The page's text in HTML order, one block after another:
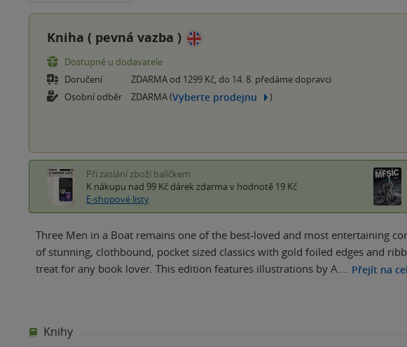
Kniha ( pevná vazba )
Dostupné u dodavatele
Doručení
ZDARMA od 1299 Kč, do 14. 8. předáme dopravci
Osobní odběr
ZDARMA (Vyberte prodejnu )
Při zaslání zboží balíčkem
K nákupu nad 99 Kč dárek zdarma v hodnotě 19 Kč
E-shopové listy
Three Men in a Boat remains one of the best-loved and most entertaining
of stunning, clothbound, pocket sized classics with gold foiled edges and
treat for any book lover. This edition features illustrations by A.… Přejít na
Knihy